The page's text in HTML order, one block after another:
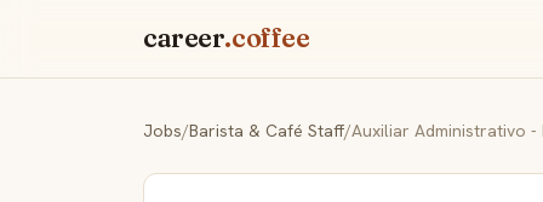
career.coffee
Jobs/Barista & Café Staff/